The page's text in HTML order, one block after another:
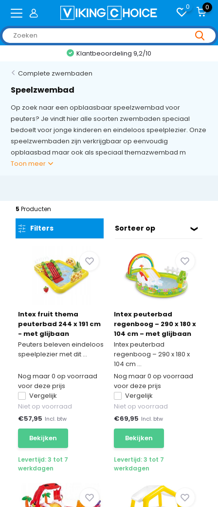
0 0
Klantbeoordeling 9,2/10
Complete zwembaden
Speelzwembad
Op zoek naar een opblaasbaar speelzwembad voor
peuters? Je vindt hier alle soorten zwembaden speciaal
bedoelt voor jonge kinderen en eindeloos speelplezier. Onze
speelzwembaden zijn verkrijgbaar op eenvoudig
opblaasbad maar ook als speciaal themazwembad m
Toon meer
5Producten
Filters Sorteer op
Intex fruit thema
peuterbad 244 x 191 cm
- met glijbaan
Peuters beleven eindeloos
speelplezier met dit ...
Nog maar 0 op voorraad
voor deze prijs
Vergelijk
Niet op voorraad
€57,95 Incl. btw
Bekijken
Levertijd: 3 tot 7
werkdagen
Intex peuterbad
regenboog – 290 x 180 x
104 cm – met glijbaan
Intex peuterbad
regenboog – 290 x 180 x
104 cm ...
Nog maar 0 op voorraad
voor deze prijs
Vergelijk
Niet op voorraad
€69,95 Incl. btw
Bekijken
Levertijd: 3 tot 7
werkdagen